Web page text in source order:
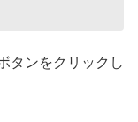
タンをクリックし